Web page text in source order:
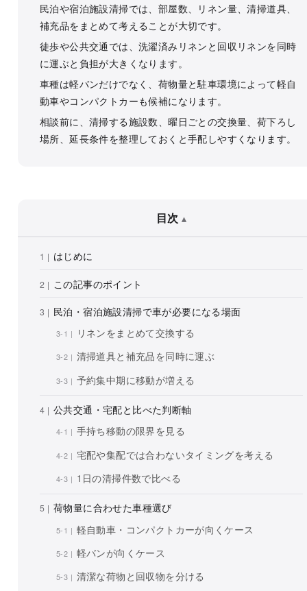
民泊や宿泊施設清掃では、部屋数、リネン量、清掃道具、
補充品をまとめて考えることが大切です。
徒歩や公共交通では、洗濯済みリネンと回収リネンを同時
に運ぶと負担が大きくなります。
車種は軽バンだけでなく、荷物量と駐車環境によって軽自
動車やコンパクトカーも候補になります。
相談前に、清掃する施設数、曜日ごとの交換量、荷下ろし
場所、延長条件を整理しておくと手配しやすくなります。
目次
はじめに
この記事のポイント
民泊・宿泊施設清掃で車が必要になる場面
リネンをまとめて交換する
清掃道具と補充品を同時に運ぶ
予約集中期に移動が増える
公共交通・宅配と比べた判断軸
手持ち移動の限界を見る
宅配や集配では合わないタイミングを考える
1日の清掃件数で比べる
荷物量に合わせた車種選び
軽自動車・コンパクトカーが向くケース
軽バンが向くケース
清潔な荷物と回収物を分ける